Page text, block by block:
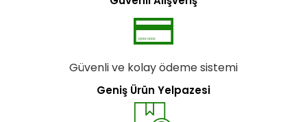
Güvenli ve kolay ödeme sistemi
Geniş Ürün Yelpazesi